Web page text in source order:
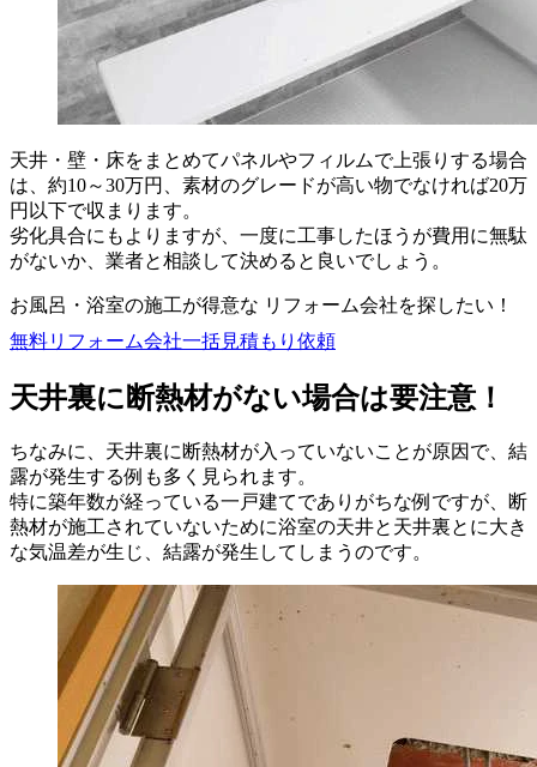
天井・壁・床をまとめてパネルやフィルムで上張りする場合
は、約10～30万円、素材のグレードが高い物でなければ20万
円以下で収まります。
劣化具合にもよりますが、一度に工事したほうが費用に無駄
がないか、業者と相談して決めると良いでしょう。
お風呂・浴室の施工が得意な リフォーム会社を探したい！
無料リフォーム会社一括見積もり依頼
天井裏に断熱材がない場合は要注意！
ちなみに、天井裏に断熱材が入っていないことが原因で、結
露が発生する例も多く見られます。
特に築年数が経っている一戸建てでありがちな例ですが、断
熱材が施工されていないために浴室の天井と天井裏とに大き
な気温差が生じ、結露が発生してしまうのです。